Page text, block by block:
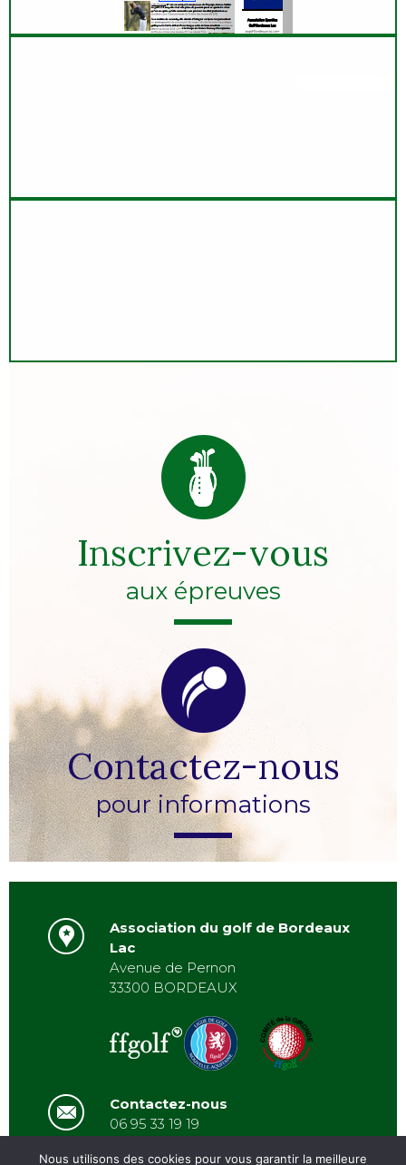
Inscrivez-vous
aux épreuves
Contactez-nous
pour informations
Association du golf de Bordeaux
Lac
Avenue de Pernon
33300 BORDEAUX
Contactez-nous
06 95 33 19 19
Nous utilisons des cookies pour vous garantir la meilleure